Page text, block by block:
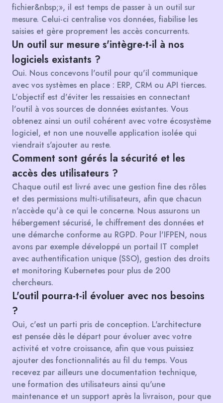
fichier&nbsp;», il est temps de passer à un outil sur
mesure. Celui-ci centralise vos données, fiabilise les
saisies et gère proprement les accès concurrents.
Un outil sur mesure s'intègre-t-il à nos
logiciels existants ?
Oui. Nous concevons l'outil pour qu'il communique
avec vos systèmes en place : ERP, CRM ou API tierces.
L'objectif est d'éviter les ressaisies en connectant
l'outil à vos sources de données existantes. Vous
obtenez ainsi un outil cohérent avec votre écosystème
logiciel, et non une nouvelle application isolée qui
viendrait s'ajouter au reste.
Comment sont gérés la sécurité et les
accès des utilisateurs ?
Chaque outil est livré avec une gestion fine des rôles
et des permissions multi-utilisateurs, afin que chacun
n'accède qu'à ce qui le concerne. Nous assurons un
hébergement sécurisé, le chiffrement des données et
une démarche conforme au RGPD. Pour l'IFPEN, nous
avons par exemple développé un portail IT complet
avec authentification unique (SSO), gestion des droits
et monitoring Kubernetes pour plus de 200
chercheurs.
L'outil pourra-t-il évoluer avec nos besoins
?
Oui, c'est un parti pris de conception. L'architecture
est pensée dès le départ pour évoluer avec votre
activité et votre croissance, afin que vous puissiez
ajouter des fonctionnalités au fil du temps. Vous
recevez par ailleurs une documentation technique,
une formation des utilisateurs ainsi qu'une
maintenance et un support après la livraison, pour que